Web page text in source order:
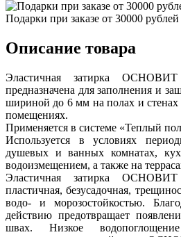
Подарки при заказе от 30000 рублей
Описание товара
Эластичная затирка
предназначена для заполнения и
шириной до 6 мм на полах и
помещениях.
Применяется в системе «Теплый
Используется в условиях
душевых и ванных комнатах,
водоизмещением, а также на
Эластичная затирка
пластичная, безусадочная,
водо- и морозостойкостью.
действию предотвращает
швах. Низкое